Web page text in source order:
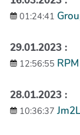
01:24:41
29.01.2023 :
12:56:55 RPM
28.01.2023 :
10:36:37 Jm2L